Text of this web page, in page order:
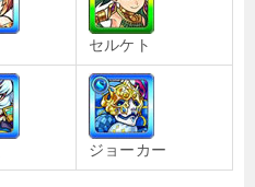
セルケト
ジョーカー